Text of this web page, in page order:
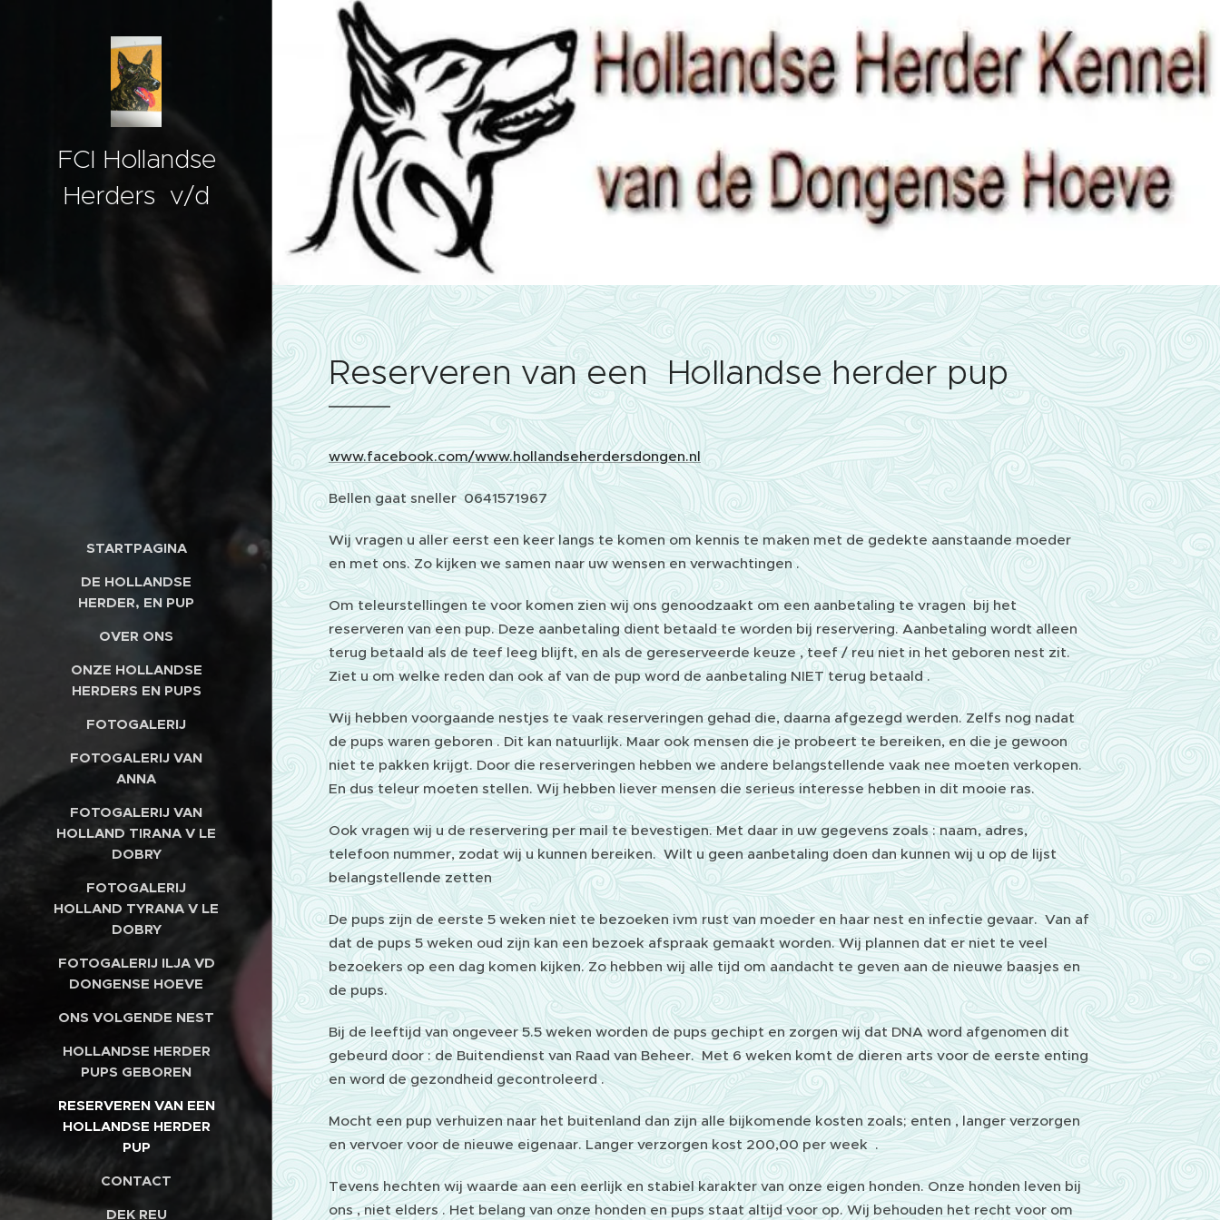
FCI Hollandse
Herders v/d
STARTPAGINA
DE HOLLANDSE
HERDER, EN PUP
OVER ONS
ONZE HOLLANDSE
HERDERS EN PUPS
FOTOGALERIJ
FOTOGALERIJ VAN
ANNA
FOTOGALERIJ VAN
HOLLAND TIRANA V LE
DOBRY
FOTOGALERIJ
HOLLAND TYRANA V LE
DOBRY
FOTOGALERIJ ILJA VD
DONGENSE HOEVE
ONS VOLGENDE NEST
HOLLANDSE HERDER
PUPS GEBOREN
RESERVEREN VAN EEN
HOLLANDSE HERDER
PUP
CONTACT
DEK REU
Reserveren van een Hollandse herder pup
www.facebook.com/www.hollandseherdersdongen.nl
Bellen gaat sneller 0641571967
Wij vragen u aller eerst een keer langs te komen om kennis te maken met de gedekte aanstaande moeder
en met ons. Zo kijken we samen naar uw wensen en verwachtingen .
Om teleurstellingen te voor komen zien wij ons genoodzaakt om een aanbetaling te vragen bij het
reserveren van een pup. Deze aanbetaling dient betaald te worden bij reservering. Aanbetaling wordt alleen
terug betaald als de teef leeg blijft, en als de gereserveerde keuze , teef / reu niet in het geboren nest zit.
Ziet u om welke reden dan ook af van de pup word de aanbetaling NIET terug betaald .
Wij hebben voorgaande nestjes te vaak reserveringen gehad die, daarna afgezegd werden. Zelfs nog nadat
de pups waren geboren . Dit kan natuurlijk. Maar ook mensen die je probeert te bereiken, en die je gewoon
niet te pakken krijgt. Door die reserveringen hebben we andere belangstellende vaak nee moeten verkopen.
En dus teleur moeten stellen. Wij hebben liever mensen die serieus interesse hebben in dit mooie ras.
Ook vragen wij u de reservering per mail te bevestigen. Met daar in uw gegevens zoals : naam, adres,
telefoon nummer, zodat wij u kunnen bereiken. Wilt u geen aanbetaling doen dan kunnen wij u op de lijst
belangstellende zetten
De pups zijn de eerste 5 weken niet te bezoeken ivm rust van moeder en haar nest en infectie gevaar. Van af
dat de pups 5 weken oud zijn kan een bezoek afspraak gemaakt worden. Wij plannen dat er niet te veel
bezoekers op een dag komen kijken. Zo hebben wij alle tijd om aandacht te geven aan de nieuwe baasjes en
de pups.
Bij de leeftijd van ongeveer 5.5 weken worden de pups gechipt en zorgen wij dat DNA word afgenomen dit
gebeurd door : de Buitendienst van Raad van Beheer. Met 6 weken komt de dieren arts voor de eerste enting
en word de gezondheid gecontroleerd .
Mocht een pup verhuizen naar het buitenland dan zijn alle bijkomende kosten zoals; enten , langer verzorgen
en vervoer voor de nieuwe eigenaar. Langer verzorgen kost 200,00 per week .
Tevens hechten wij waarde aan een eerlijk en stabiel karakter van onze eigen honden. Onze honden leven bij
ons , niet elders . Het belang van onze honden en pups staat altijd voor op. Wij behouden het recht voor om